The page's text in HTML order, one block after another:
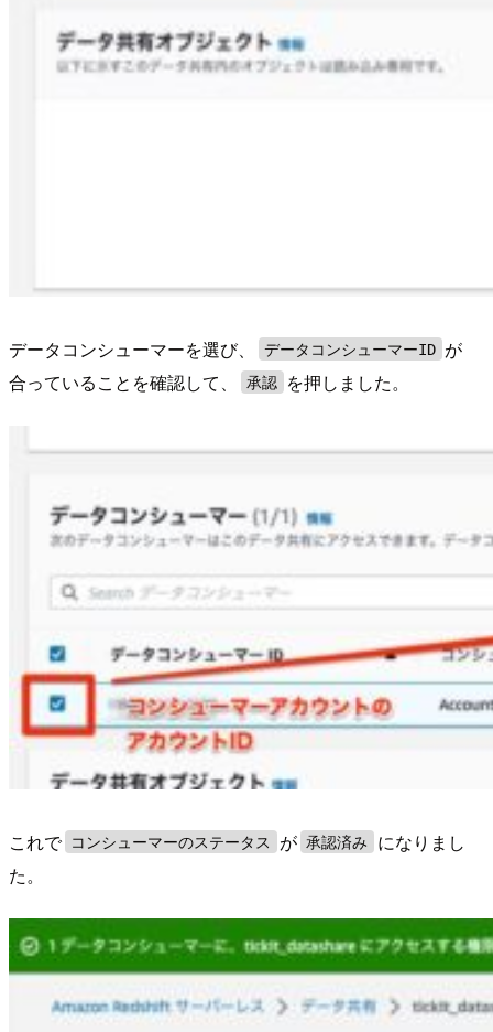
データコンシューマーを選び、 データコンシューマーID が
合っていることを確認して、
承認 を押しました。
これで コンシューマーのステータス が 承認済み
になりまし
た。